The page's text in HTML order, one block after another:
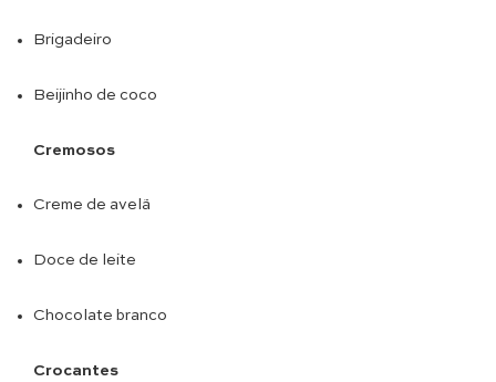
Brigadeiro
Beijinho de coco
Cremosos
Creme de avelã
Doce de leite
Chocolate branco
Crocantes